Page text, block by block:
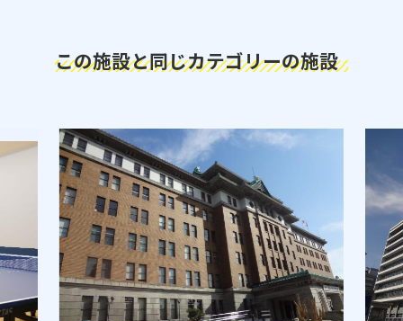
この施設と同じカテゴリーの施設